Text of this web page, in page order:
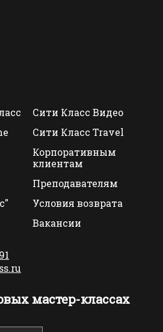
Сити Класс Видео
Сити Класс Travel
Корпоративным
клиентам
Преподавателям
Условия возврата
Вакансии
мастер-классах